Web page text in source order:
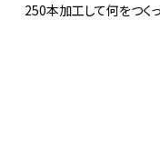
250本加工して何をつくっ